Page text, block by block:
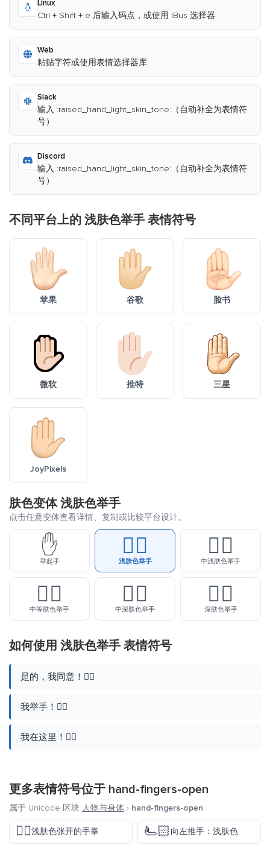
Linux
Ctrl + Shift + e 后输入码点，或使用 IBus 选择器
Web
粘贴字符或使用表情选择器库
Slack
输入 :raised_hand_light_skin_tone:（自动补全为表情符
号）
Discord
输入 :raised_hand_light_skin_tone:（自动补全为表情符
号）
不同平台上的 浅肤色举手 表情符号
苹果 谷歌 脸书
微软 推特 三星
JoyPixels
肤色变体 浅肤色举手
点击任意变体查看详情、复制或比较平台设计。
✋
举起手
✋🏻
浅肤色举手
✋🏼
中浅肤色举手
✋🏽
中等肤色举手
✋🏾
中深肤色举手
✋🏿
深肤色举手
如何使用 浅肤色举手 表情符号
是的，我同意！✋🏻
我举手！✋🏻
我在这里！✋🏻
更多表情符号位于 hand-fingers-open
属于 Unicode 区块 人物与身体 › hand-fingers-open
🖐🏻浅肤色张开的手掌 🫷🏻向左推手：浅肤色